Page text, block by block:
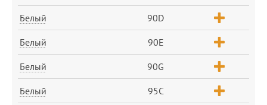
Белый 90D
Белый 90E
Белый 90G
Белый 95C